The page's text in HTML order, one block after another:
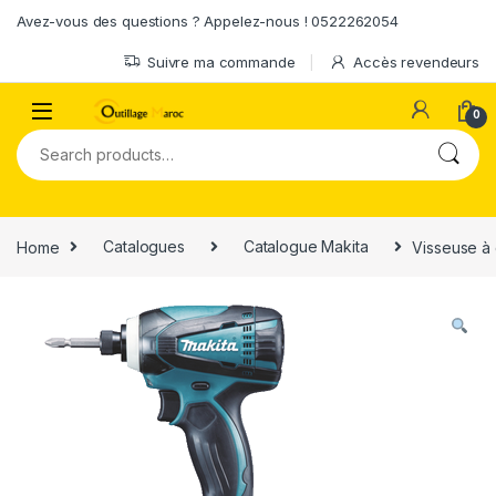
Avez-vous des questions ? Appelez-nous ! 0522262054
Suivre ma commande Accès revendeurs
0
Search for:
Home Catalogues Catalogue Makita Visseuse à